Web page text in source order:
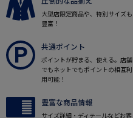
大型店限定商品や、特別サイズも
豊富！
共通ポイント
ポイントが貯まる、使える。店舗
でもネットでもポイントの相互利
用可能！
豊富な商品情報
サイズ詳細・ディテールなどお客